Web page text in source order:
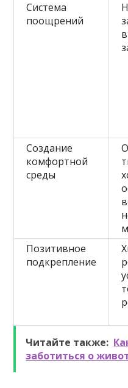
Система
поощрений
Создание
комфортной
среды
Позитивное
подкрепление
Читайте также:
заботиться о